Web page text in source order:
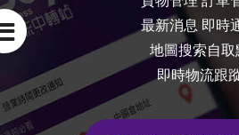
最新消息 即時
地圖搜索自取
即時物流跟